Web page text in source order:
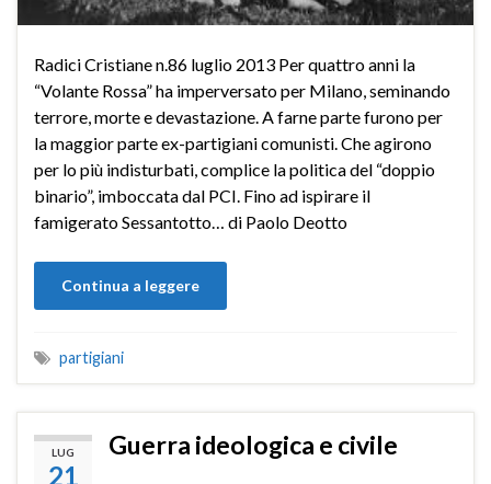
Radici Cristiane n.86 luglio 2013 Per quattro anni la
“Volante Rossa” ha imperversato per Milano, seminando
terrore, morte e devastazione. A farne parte furono per
la maggior parte ex-partigiani comunisti. Che agirono
per lo più indisturbati, complice la politica del “doppio
binario”, imboccata dal PCI. Fino ad ispirare il
famigerato Sessantotto… di Paolo Deotto
Continua a leggere
partigiani
LUG
21
Guerra ideologica e civile